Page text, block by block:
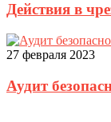
Действия в
27 февраля 2023
Аудит